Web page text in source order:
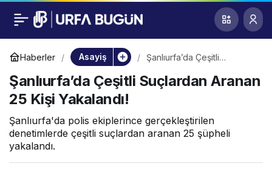
Haberler Asayiş
Şanlıurfa’da Çeşitli
Yakalandı!
Şanlıurfa’da Çeşitli Suçlardan Aranan
25 Kişi Yakalandı!
Şanlıurfa'da polis ekiplerince gerçekleştirilen
denetimlerde çeşitli suçlardan aranan 25 şüpheli
yakalandı.
Şanlıurfa’da Çeşitli
Suçlardan Aranan 25
Kişi Yakalandı!
0